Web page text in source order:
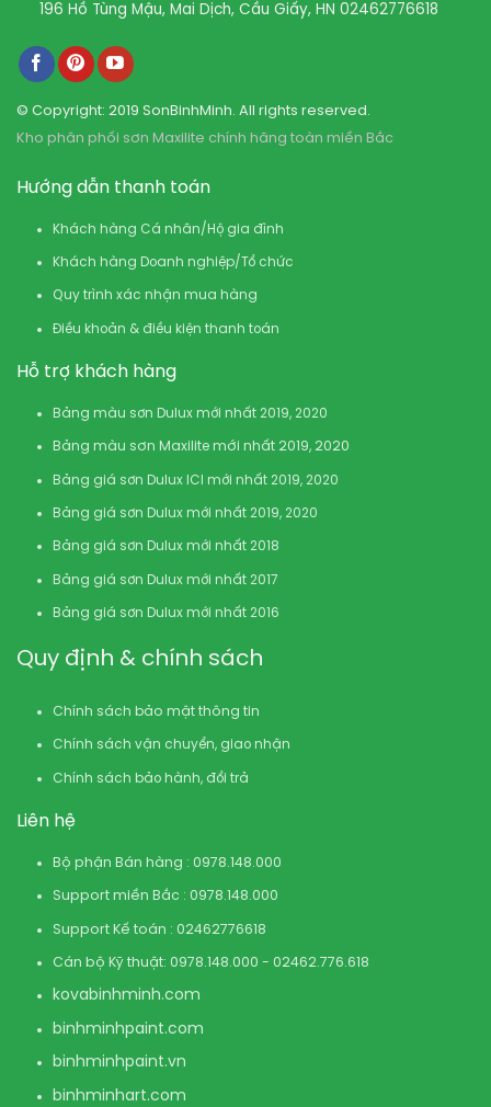
196 Hồ Tùng Mậu, Mai Dịch, Cầu Giấy, HN 02462776618
© Copyright: 2019 SonBinhMinh. All rights reserved.
Kho phân phối sơn Maxilite chính hãng toàn miền Bắc
Hướng dẫn thanh toán
Khách hàng Cá nhân/Hộ gia đình
Khách hàng Doanh nghiệp/Tổ chức
Quy trình xác nhận mua hàng
Điều khoản & điều kiện thanh toán
Hỗ trợ khách hàng
Bảng màu sơn Dulux mới nhất 2019, 2020
Bảng màu sơn Maxilite mới nhất 2019, 2020
Bảng giá sơn Dulux ICI mới nhất 2019, 2020
Bảng giá sơn Dulux mới nhất 2019, 2020
Bảng giá sơn Dulux mới nhất 2018
Bảng giá sơn Dulux mới nhất 2017
Bảng giá sơn Dulux mới nhất 2016
Quy định & chính sách
Chính sách bảo mật thông tin
Chính sách vận chuyển, giao nhận
Chính sách bảo hành, đổi trả
Liên hệ
Bộ phận Bán hàng : 0978.148.000
Support miền Bắc : 0978.148.000
Support Kế toán : 02462776618
Cán bộ Kỹ thuật: 0978.148.000 - 02462.776.618
kovabinhminh.com
binhminhpaint.com
binhminhpaint.vn
binhminhart.com